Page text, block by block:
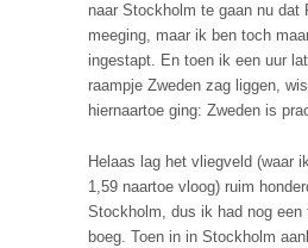
naar Stockholm te gaan nu dat
meeging, maar ik ben toch
ingestapt. En toen ik een uur
raampje Zweden zag liggen,
hiernaartoe ging: Zweden is
Helaas lag het vliegveld (waar
1,59 naartoe vloog) ruim
Stockholm, dus ik had nog
boeg. Toen in in Stockholm